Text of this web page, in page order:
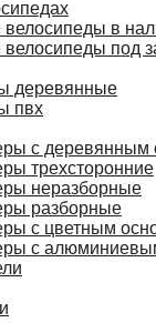
в
под
деревянные
пвх
с деревянным
трехсторонние
неразборные
разборные
с цветным
с